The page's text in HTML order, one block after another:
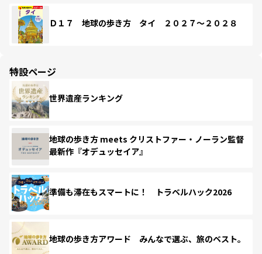
Ｄ１７ 地球の歩き方 タイ ２０２７～２０２８
特設ページ
世界遺産ランキング
地球の歩き方 meets クリストファー・ノーラン監督
最新作『オデュッセイア』
準備も滞在もスマートに！ トラベルハック2026
地球の歩き方アワード みんなで選ぶ、旅のベスト。